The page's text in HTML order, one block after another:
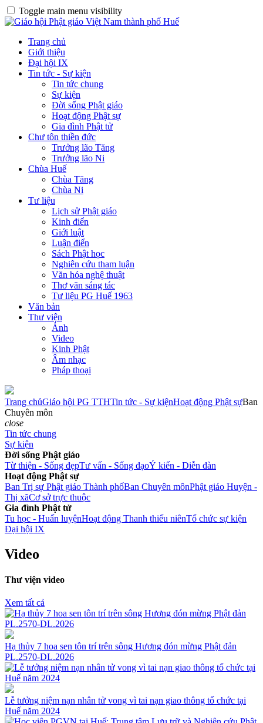
Toggle main menu visibility
Trang chủ
Giới thiệu
Đại hội IX
Tin tức - Sự kiện
Tin tức chung
Sự kiện
Đời sống Phật giáo
Hoạt động Phật sự
Gia đình Phật tử
Chư tôn thiền đức
Trưởng lão Tăng
Trưởng lão Ni
Chùa Huế
Chùa Tăng
Chùa Ni
Tư liệu
Lịch sử Phật giáo
Kinh điển
Giới luật
Luận điển
Sách Phật học
Nghiên cứu tham luận
Văn hóa nghệ thuật
Thơ văn sáng tác
Tư liệu PG Huế 1963
Văn bản
Thư viện
Ảnh
Video
Kinh Phật
Âm nhạc
Pháp thoại
Trang chủGiáo hội PG TTHTin tức - Sự kiệnHoạt động Phật sựBan
Chuyên môn
close
Tin tức chung
Sự kiện
Đời sống Phật giáo
Từ thiện - Sống đẹpTư vấn - Sống đạoÝ kiến - Diễn đàn
Hoạt động Phật sự
Ban Trị sự Phật giáo Thành phốBan Chuyên mônPhật giáo Huyện -
Thị xãCơ sở trực thuộc
Gia đình Phật tử
Tu học - Huấn luyệnHoạt động Thanh thiếu niênTổ chức sự kiện
Đại hội IX
Video
Thư viện video
Xem tất cả
Hạ thủy 7 hoa sen tôn trí trên sông Hương đón mừng Phật đản
PL.2570-DL.2026
Lễ tưởng niệm nạn nhân tử vong vì tai nạn giao thông tổ chức tại
Huế năm 2024